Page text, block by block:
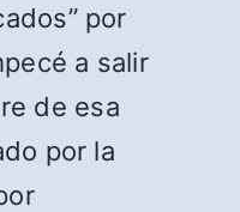
por
a salir
de esa
por la